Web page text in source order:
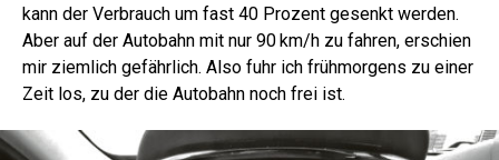
kann der Verbrauch um fast 40 Prozent gesenkt werden.
Aber auf der Autobahn mit nur 90 km/h zu fahren, erschien
mir ziemlich gefährlich. Also fuhr ich frühmorgens zu einer
Zeit los, zu der die Autobahn noch frei ist.